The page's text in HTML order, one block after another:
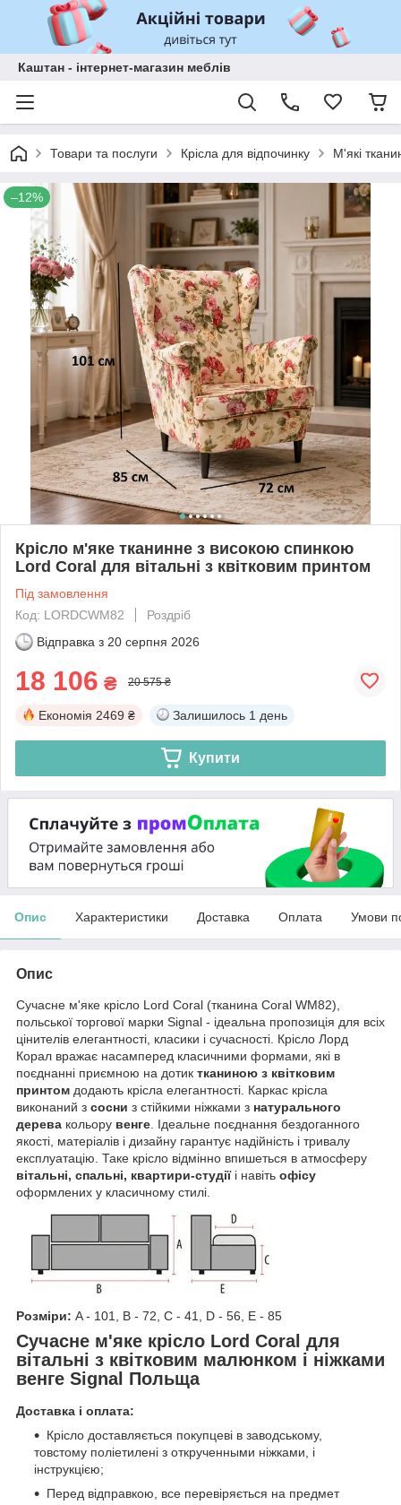
Каштан - інтернет-магазин меблів
Товари та послуги Крісла для відпочинку М'які
–12%
Крісло м'яке тканинне з високою спинкою
Lord Coral для вітальні з квітковим принтом
Під замовлення
Код: LORDCWM82
Роздріб
Відправка з 20 серпня 2026
18 106 ₴ 20 575 ₴
Економія 2469 ₴ Залишилось 1 день
Купити
Опис Характеристики Доставка Оплата Умови
Опис
Сучасне м'яке крісло Lord Coral (тканина Coral WM82),
польської торгової марки Signal - ідеальна пропозиція для всіх
цінителів елегантності, класики і сучасності. Крісло Лорд
Корал вражає насамперед класичними формами, які в
поєднанні приємною на дотик тканиною з квітковим
принтом додають крісла елегантності. Каркас крісла
виконаний з сосни з стійкими ніжками з натурального
дерева кольору венге. Ідеальне поєднання бездоганного
якості, матеріалів і дизайну гарантує надійність і тривалу
експлуатацію. Таке крісло відмінно впишеться в атмосферу
вітальні, спальні, квартири-студіїі навіть офісу
оформлених у класичному стилі.
Розміри: A - 101, B - 72, C - 41, D - 56, E - 85
Сучасне м'яке крісло Lord Coral для
вітальні з квітковим малюнком і ніжками
венге Signal Польща
Доставка і оплата:
Крісло доставляється покупцеві в заводському,
товстому поліетилені з открученными ніжками, і
інструкцією;
Перед відправкою, все перевіряється на предмет